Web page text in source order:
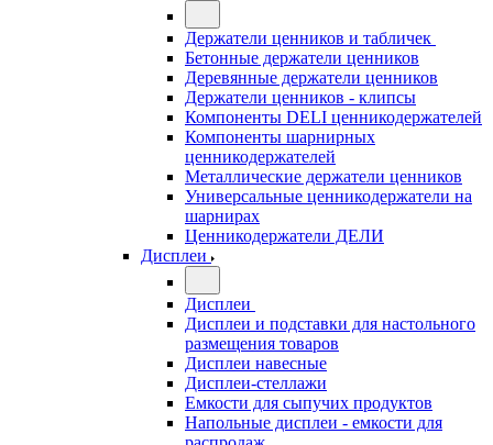
Держатели ценников и табличек
Бетонные держатели ценников
Деревянные держатели ценников
Держатели ценников - клипсы
Компоненты DELI ценникодержателей
Компоненты шарнирных
ценникодержателей
Металлические держатели ценников
Универсальные ценникодержатели на
шарнирах
Ценникодержатели ДЕЛИ
Дисплеи
Дисплеи
Дисплеи и подставки для настольного
размещения товаров
Дисплеи навесные
Дисплеи-стеллажи
Емкости для сыпучих продуктов
Напольные дисплеи - емкости для